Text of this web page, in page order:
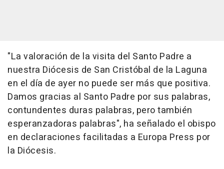
"La valoración de la visita del Santo Padre a
nuestra Diócesis de San Cristóbal de la Laguna
en el día de ayer no puede ser más que positiva.
Damos gracias al Santo Padre por sus palabras,
contundentes duras palabras, pero también
esperanzadoras palabras", ha señalado el obispo
en declaraciones facilitadas a Europa Press por
la Diócesis.